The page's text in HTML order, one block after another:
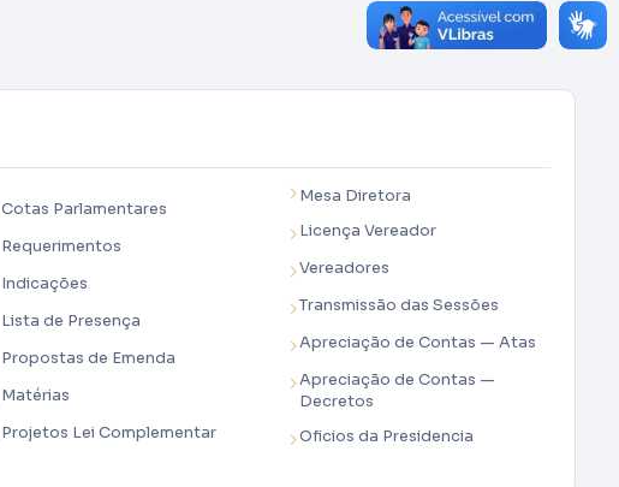
Cotas Parlamentares
Requerimentos
Indicações
Lista de Presença
Propostas de Emenda
Matérias
Projetos Lei Complementar
Mesa Diretora
Licença Vereador
Vereadores
Transmissão das Sessões
Apreciação de Contas — Atas
Apreciação de Contas —
Decretos
Oficios da Presidencia